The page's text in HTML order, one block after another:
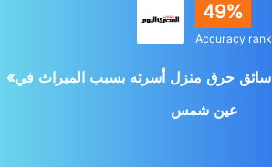
49%
Accuracy rank
«الدم بقي ميه».. قصة سائق حرق منزل أسرته بسبب الميراث في
عين شمس